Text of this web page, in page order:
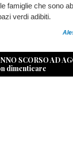
famiglie che sono
verdi adibiti.
SCORSO AD
dimenticare